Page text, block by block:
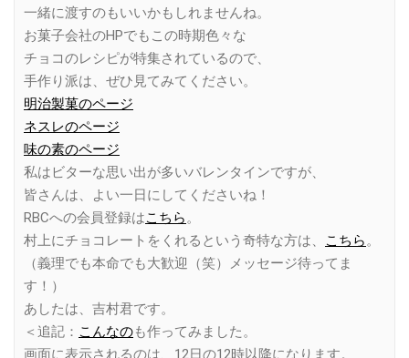
一緒に渡すのもいいかもしれませんね。
お菓子会社のHPでもこの時期色々な
チョコのレシピが特集されているので、
手作り派は、ぜひ見てみてください。
明治製菓のページ
ネスレのページ
味の素のページ
私はビターな思い出が多いバレンタインですが、
皆さんは、よい一日にしてくださいね！
RBCへの会員登録はこちら。
村上にチョコレートをくれるという奇特な方は、
こちら。
（義理でも本命でも大歓迎（笑）メッセージ待ってま
す！）
あしたは、吉村君です。
＜追記： こんなのも作ってみました。
画面に表示されるのは、12日の12時以降になります。